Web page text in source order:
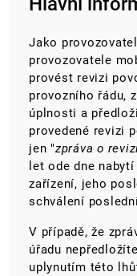
Jako
provozovatele
provést revizi
provozního řádu,
úplnosti a
provedené revizi
jen "zpráva o
let ode dne
zařízení, jeho
schválení
V případě, že
úřadu
uplynutím této